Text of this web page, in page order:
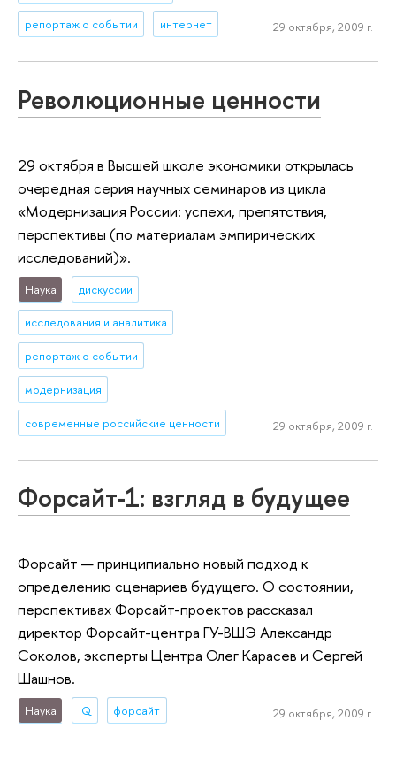
репортаж о событии интернет 29 октября, 2009 г.
Революционные ценности
29 октября в Высшей школе экономики открылась
очередная серия научных семинаров из цикла
«Модернизация России: успехи, препятствия,
перспективы (по материалам эмпирических
исследований)».
Наука дискуссии
исследования и аналитика
репортаж о событии
модернизация
современные российские ценности 29 октября, 2009 г.
Форсайт-1: взгляд в будущее
Форсайт — принципиально новый подход к
определению сценариев будущего. О состоянии,
перспективах Форсайт-проектов рассказал
директор Форсайт-центра ГУ-ВШЭ Александр
Соколов, эксперты Центра Олег Карасев и Сергей
Шашнов.
Наука IQ форсайт 29 октября, 2009 г.